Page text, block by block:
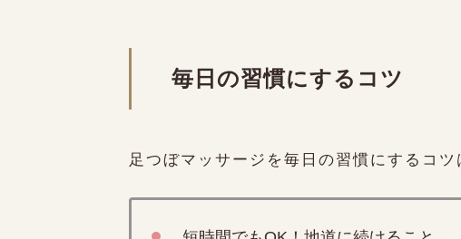
毎日の習慣にするコツ
足つぼマッサージを毎日の習慣にするコツ